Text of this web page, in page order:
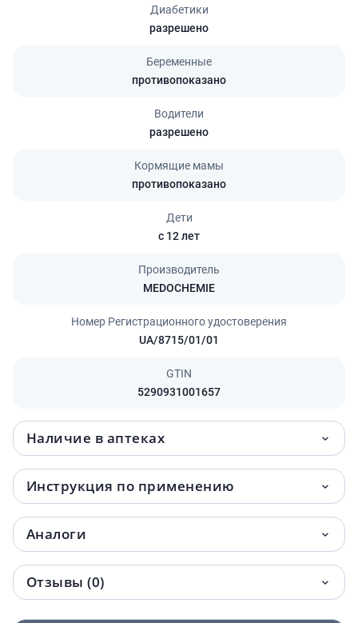
Диабетики
разрешено
Беременные
противопоказано
Водители
разрешено
Кормящие мамы
противопоказано
Дети
с 12 лет
Производитель
MEDOCHEMIE
Номер Регистрационного удостоверения
UA/8715/01/01
GTIN
5290931001657
Наличие в аптеках
Инструкция по применению
Аналоги
Отзывы (0)